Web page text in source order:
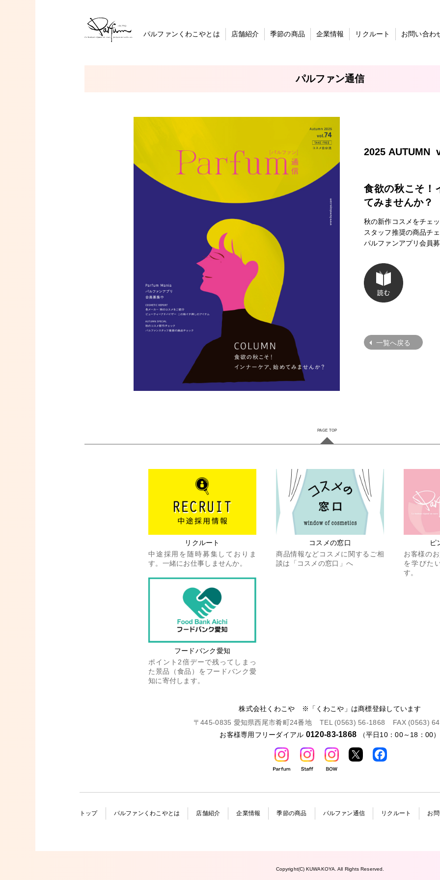
パルファンくわこやとは 店舗紹介 季節の商品 企業情報 リクルート お問い合わ
パルファン通信
2025 AUTUMN
食欲の秋こそ！
てみませんか
秋の新作コスメをチェ
スタッフ推奨の商品チ
パルファンアプリ会員
一覧へ戻る
PAGE TOP
リクルート
中途採用を随時募集しておりま
す。一緒にお仕事しませんか。
コスメの窓口
商品情報などコスメに関するご相
談は「コスメの窓口」へ
ピ
お客様の
を学びた
す。
フードバンク愛知
ポイント2倍デーで残ってしまっ
た景品（食品）をフードバンク愛
知に寄付します。
株式会社くわこや ※「くわこや」は商標登録しています
〒445-0835 愛知県西尾市肴町24番地
TEL (0563) 56-1868
FAX (0563)
お客様専用フリーダイアル 0120-83-1868 （平日10：00～18：00）
トップ パルファンくわこやとは 店舗紹介 企業情報 季節の商品 パルファン通信 リクルート お
Copyright(C) KUWAKOYA. All Rights Reserved.